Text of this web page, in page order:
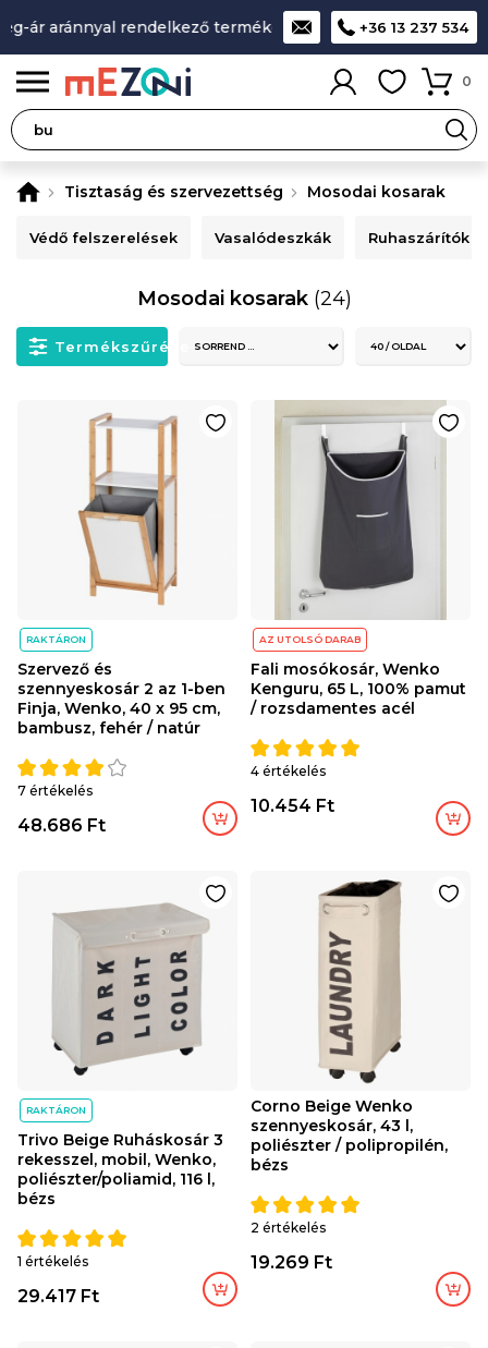
aránnyal rendelkező termékek A legjobb design-
+36 13 237 534
0
Tisztaság és szervezettség Mosodai kosarak
Védő felszerelések Vasalódeszkák Ruhaszárítók
Mosodai kosarak (24)
Termékszűrése
RAKTÁRON
Szervező és
szennyeskosár 2 az 1-ben
Finja, Wenko, 40 x 95 cm,
bambusz, fehér / natúr
7 értékelés
48.686 Ft
AZ UTOLSÓ DARAB
Fali mosókosár, Wenko
Kenguru, 65 L, 100% pamut
/ rozsdamentes acél
4 értékelés
10.454 Ft
RAKTÁRON
Trivo Beige Ruháskosár 3
rekesszel, mobil, Wenko,
poliészter/poliamid, 116 l,
bézs
1 értékelés
29.417 Ft
Corno Beige Wenko
szennyeskosár, 43 l,
poliészter / polipropilén,
bézs
2 értékelés
19.269 Ft